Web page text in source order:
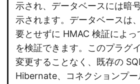
示され、データベースには暗
示されます。データベースは
要とせずに HMAC 検証によ
を検証できます。このプラグ
変更することなく、既存の
Hibernate、コネクションプ